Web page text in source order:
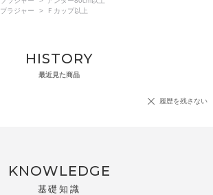
ブラジャー > Ｆカップ以上
HISTORY
最近見た商品
履歴を残さない
KNOWLEDGE
基礎知識